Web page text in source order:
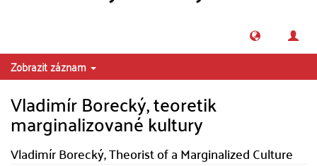
Zobrazit záznam
Vladimír Borecký, teoretik
marginalizované kultury
Vladimír Borecký, Theorist of a Marginalized Culture